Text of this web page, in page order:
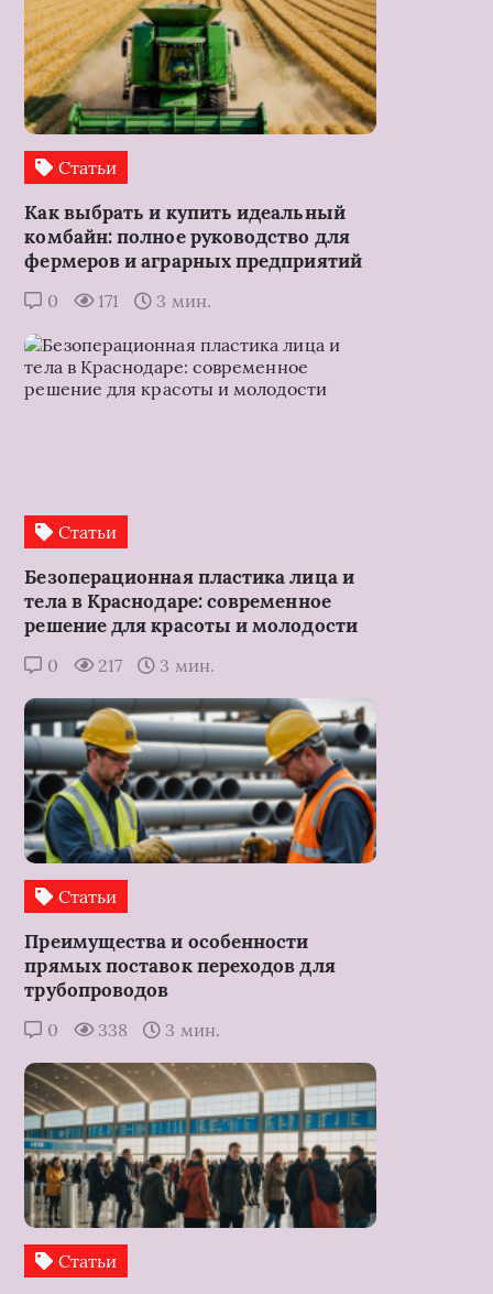
Статьи
Как выбрать и купить идеальный
комбайн: полное руководство для
фермеров и аграрных предприятий
0 171 3 мин.
Статьи
Безоперационная пластика лица и
тела в Краснодаре: современное
решение для красоты и молодости
0 217 3 мин.
Статьи
Преимущества и особенности
прямых поставок переходов для
трубопроводов
0 338 3 мин.
Статьи